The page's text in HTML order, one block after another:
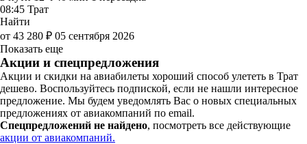
08:45 Трат
Найти
от 43 280 ₽ 05 сентября 2026
Показать еще
Акции и спецпредложения
Акции и скидки на авиабилеты хороший способ улететь в Трат
дешево. Воспользуйтесь подпиской, если не нашли интересное
предложение. Мы будем уведомлять Вас о новых специальных
предложениях от авиакомпаний по email.
Спецпредложений не найдено, посмотреть все действующие
акции от авиакомпаний.